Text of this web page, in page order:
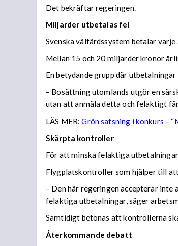
Det bekräftar regeringen.
Miljarder utbetalas fel
Svenska välfärdssystem betalar
Mellan 15 och 20 miljarder kronor
En betydande grupp där
– Bosättning utomlands utgör en
utan att anmäla detta och felaktigt
LÄS MER:Grön satsning i konkurs –
Skärpta kontroller
För att minska felaktiga
Flygplatskontroller som hjälper till
– Den här regeringen accepterar
felaktiga utbetalningar, säger
Samtidigt betonas att kontrollerna
Återkommande debatt